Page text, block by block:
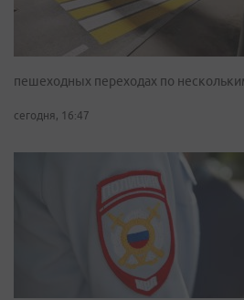
пешеходных переходах по
сегодня, 16:47